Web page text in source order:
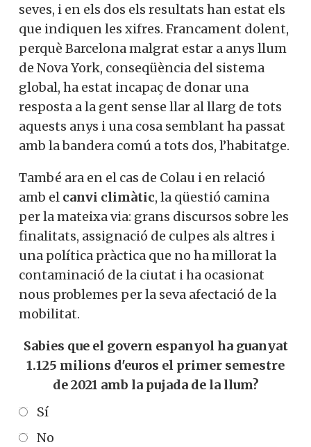
seves, i en els dos els resultats han estat els
que indiquen les xifres. Francament dolent,
perquè Barcelona malgrat estar a anys llum
de Nova York, conseqüència del sistema
global, ha estat incapaç de donar una
resposta a la gent sense llar al llarg de tots
aquests anys i una cosa semblant ha passat
amb la bandera comú a tots dos, l’habitatge.
També ara en el cas de Colau i en relació
amb el canvi climàtic, la qüestió camina
per la mateixa via: grans discursos sobre les
finalitats, assignació de culpes als altres i
una política pràctica que no ha millorat la
contaminació de la ciutat i ha ocasionat
nous problemes per la seva afectació de la
mobilitat.
Sabies que el govern espanyol ha guanyat
1.125 milions d'euros el primer semestre
de 2021 amb la pujada de la llum?
Sí
No